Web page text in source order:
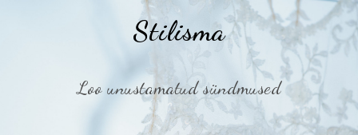
Stilisma
Loo unustamatud sündmused